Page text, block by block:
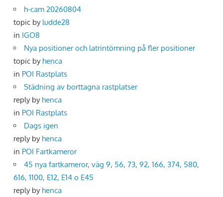
h-cam 20260804
topic by ludde28
in IGO8
Nya positioner och latrintömning på fler positioner
topic by henca
in POI Rastplats
Städning av borttagna rastplatser
reply by henca
in POI Rastplats
Dags igen
reply by henca
in POI Fartkameror
45 nya fartkameror, väg 9, 56, 73, 92, 166, 374, 580,
616, 1100, E12, E14 o E45
reply by henca